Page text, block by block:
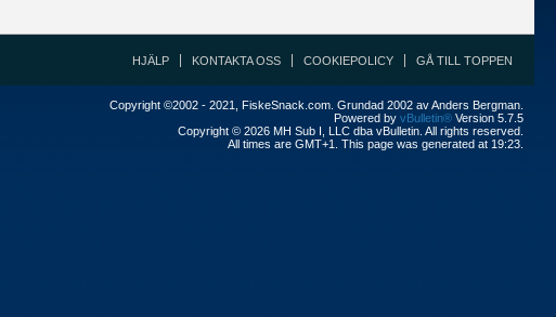
HJÄLP KONTAKTA OSS COOKIEPOLICY GÅ TILL TOPPEN
Copyright ©2002 - 2021, FiskeSnack.com. Grundad 2002 av Anders Bergman.
Powered by vBulletin® Version 5.7.5
Copyright © 2026 MH Sub I, LLC dba vBulletin. All rights reserved.
All times are GMT+1. This page was generated at 19:23.